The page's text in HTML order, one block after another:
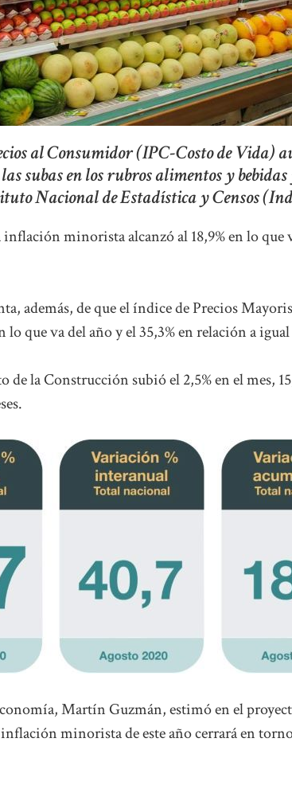
al Consumidor (IPC-Costo de Vida)
subas en los rubros alimentos y
Nacional de Estadística y Censos
inflación minorista alcanzó al 18,9% en lo que
además, de que el índice de Precios
lo que va del año y el 35,3% en relación a
de la Construcción subió el 2,5% en el mes,
Martín Guzmán, estimó en el
minorista de este año cerrará en torno